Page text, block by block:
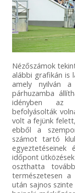
Nézőszámok
alábbi grafikán is
amely nyilván a
párhuzamba
idényben az
befolyásolták
volt a fejünk
ebből a
számot tartó
egyeztetéseinek
időpont
oszthatta
természetesen
után sajnos